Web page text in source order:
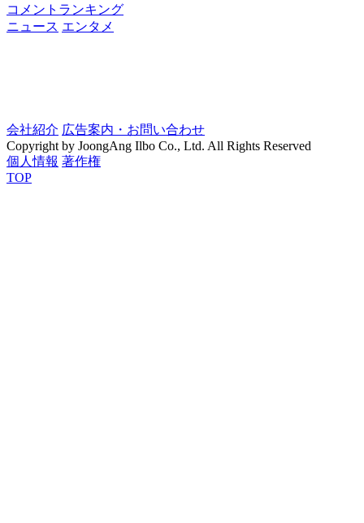
コメントランキング
ニュース エンタメ
会社紹介 広告案内・お問い合わせ
Copyright by JoongAng Ilbo Co., Ltd. All Rights Reserved
個人情報 著作権
TOP